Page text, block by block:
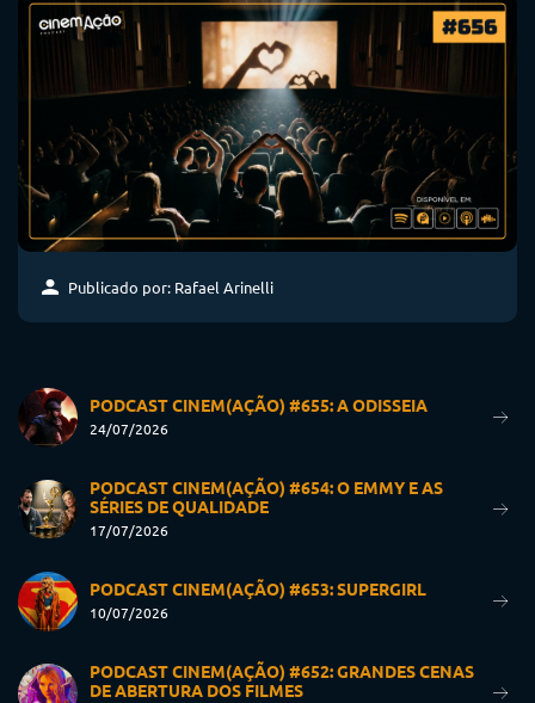
Publicado por: Rafael Arinelli
PODCAST CINEM(AÇÃO) #655: A ODISSEIA
24/07/2026
PODCAST CINEM(AÇÃO) #654: O EMMY E AS
SÉRIES DE QUALIDADE
17/07/2026
PODCAST CINEM(AÇÃO) #653: SUPERGIRL
10/07/2026
PODCAST CINEM(AÇÃO) #652: GRANDES CENAS
DE ABERTURA DOS FILMES